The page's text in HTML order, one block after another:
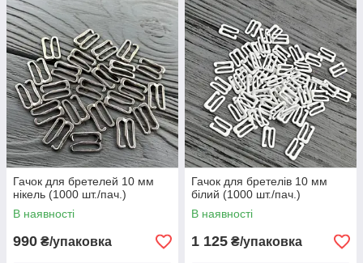
Гачок для бретелей 10 мм
нікель (1000 шт./пач.)
В наявності
990 ₴/упаковка
Гачок для бретелів 10 мм
білий (1000 шт./пач.)
В наявності
1 125 ₴/упаковка